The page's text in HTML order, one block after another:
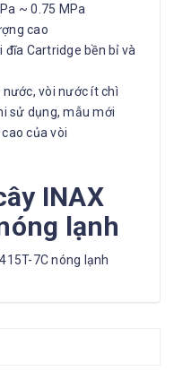
~ 0.75 MPa
cao
đĩa Cartridge bền bỉ và
vòi nước ít chì
sử dụng, mẫu mới
của vòi
INAX
lạnh